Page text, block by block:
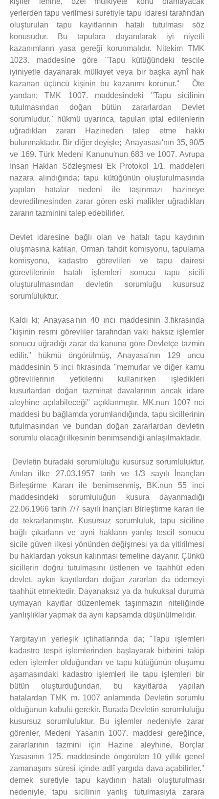
yerlerden tapu verilmesi suretiyle tapu idaresi tarafından
oluşturulan tapu kayıtlarının hatalı tutulması söz
konusudur. Bu tapulara dayanılarak iyi niyetli
kazanımların yasa gereği korunmalıdır. Nitekim TMK
1023. maddesine göre "Tapu kütüğündeki tescile
iyiniyetle dayanarak mülkiyet veya bir başka aynî hak
kazanan üçüncü kişinin bu kazanımı korunur." Öte
yandan; TMK 1007. maddesindeki "Tapu sicilinin
tutulmasından doğan bütün zararlardan Devlet
sorumludur." hükmü uyarınca, tapuları iptal edilenlerin
uğradıkları zararı Hazineden talep etme hakkı
bulunmaktadır. Bir diğer deyişle; Anayasası'nın 35, 90/5
ve 169. Türk Medeni Kanunu'nun 683 ve 1007. Avrupa
İnsan Hakları Sözleşmesi Ek Protokol 1/1. maddeleri
nazara alındığında; tapu kütüğünün oluşturulmasında
yapılan hatalar nedeni ile taşınmazı hazineye
devredilmesinden zarar gören eski malikler uğradıkları
zararın tazminini talep edebilirler.
Devlet idaresine bağlı olan ve hatalı tapu kaydının
oluşmasına katılan, Orman tahdit komisyonu, tapulama
komisyonu, kadastro görevlileri ve tapu dairesi
görevlilerinin hatalı işlemleri sonucu tapu sicili
oluşturulmasından devletin sorumluğu kusursuz
sorumluluktur.
Kaldı ki; Anayasa'nın 40 ıncı maddesinin 3.fıkrasında
"kişinin resmi görevliler tarafından vaki haksız işlemler
sonucu uğradığı zarar da kanuna göre Devletçe tazmin
edilir." hükmü öngörülmüş, Anayasa'nın 129 uncu
maddesinin 5 inci fıkrasında "memurlar ve diğer kamu
görevlilerinin yetkilerini kullanırken işledikleri
kusurlardan doğan tazminat davalarının ancak idare
aleyhine açılabileceği" açıklanmıştır. MK.nun 1007 nci
maddesi bu bağlamda yorumlandığında, tapu sicillerinin
tutulmasından ve bundan doğan zararlardan devletin
sorumlu olacağı ilkesinin benimsendiği anlaşılmaktadır.
Devletin buradaki sorumluluğu kusursuz sorumluluktur.
Anılan ilke 27.03.1957 tarih ve 1/3 sayılı İnançları
Birleştirme Kararı ile benimsenmiş, BK.nun 55 inci
maddesindeki sorumluluğun kusura dayanmadığı
22.06.1966 tarih 7/7 sayılı İnançları Birleştirme kararı ile
de tekrarlanmıştır. Kusursuz sorumluluk, tapu siciline
bağlı çıkarların ve ayni hakların yanlış tescil sonucu
sicile güven ilkesi yönünden değişmesi ya da yitirilmesi
bu haklardan yoksun kalınması temeline dayanır. Çünkü
sicillerin doğru tutulmasını üstlenen ve taahhüt eden
devlet, aykırı kayıtlardan doğan zararları da ödemeyi
taahhüt etmektedir. Dayanaksız ya da hukuksal duruma
uymayan kayıtlar düzenlemek taşınmazın niteliğinde
yanlışlıklar yapmak da aynı kapsamda düşünülmelidir.
Yargıtay'ın yerleşik içtihatlarında da; "Tapu işlemleri
kadastro tespit işlemlerinden başlayarak birbirini takip
eden işlemler olduğundan ve tapu kütüğünün oluşumu
aşamasındaki kadastro işlemleri ile tapu işlemleri bir
bütün oluşturduğundan, bu kayıtlarda yapılan
hatalardan TMK m. 1007 anlamında Devletin sorumlu
olduğunun kabulü gerekir. Burada Devletin sorumluluğu
kusursuz sorumluluktur. Bu işlemler nedeniyle zarar
görenler, Medeni Yasanın 1007. maddesi gereğince,
zararlarının tazmini için Hazine aleyhine, Borçlar
Yasasının 125. maddesinde öngörülen 10 yıllık genel
zamanaşımı süresi içinde adlî yargıda dava açabilirler."
demek suretiyle tapu kaydının hatalı oluşturulması
nedeniyle, tapu sicilinin yanlış tutulmasıyla zarara